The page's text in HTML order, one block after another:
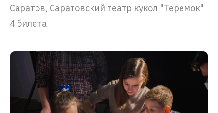
Саратов, Саратовский театр кукол "Теремок"
4 билета